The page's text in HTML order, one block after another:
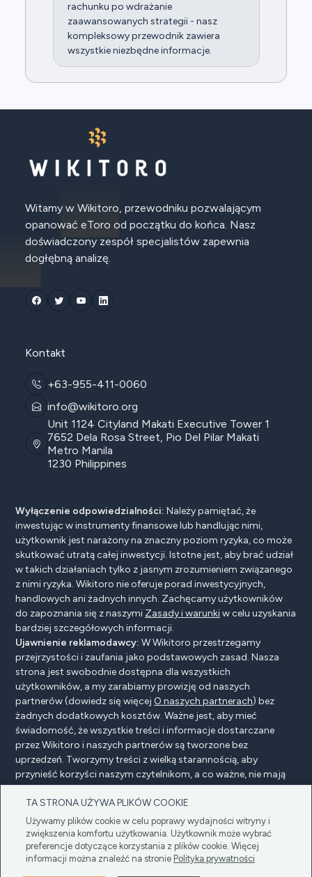
rachunku po wdrażanie
zaawansowanych strategii - nasz
kompleksowy przewodnik zawiera
wszystkie niezbędne informacje.
TA STRONA UŻYWA PLIKÓW COOKIE
Używamy plików cookie w celu poprawy wydajności witryny i
zwiększenia komfortu użytkowania. Użytkownik może wybrać
preferencje dotyczące korzystania z plików cookie. Więcej
informacji można znaleźć na stronie Polityka prywatności
Witamy w Wikitoro, przewodniku pozwalającym
opanować eToro od początku do końca. Nasz
doświadczony zespół specjalistów zapewnia
dogłębną analizę.
Kontakt
+63-955-411-0060
info@wikitoro.org
Unit 1124 Cityland Makati Executive Tower 1
7652 Dela Rosa Street, Pio Del Pilar Makati
Metro Manila
1230 Philippines
Wyłączenie odpowiedzialności: Należy pamiętać, że
inwestując w instrumenty finansowe lub handlując nimi,
użytkownik jest narażony na znaczny poziom ryzyka, co może
skutkować utratą całej inwestycji. Istotne jest, aby brać udział
w takich działaniach tylko z jasnym zrozumieniem związanego
z nimi ryzyka. Wikitoro nie oferuje porad inwestycyjnych,
handlowych ani żadnych innych. Zachęcamy użytkowników
do zapoznania się z naszymi Zasady i warunkiw celu uzyskania
bardziej szczegółowych informacji.
Ujawnienie reklamodawcy: W Wikitoro przestrzegamy
przejrzystości i zaufania jako podstawowych zasad. Nasza
strona jest swobodnie dostępna dla wszystkich
użytkowników, a my zarabiamy prowizję od naszych
partnerów (dowiedz się więcej O naszych partnerach) bez
żadnych dodatkowych kosztów. Ważne jest, aby mieć
świadomość, że wszystkie treści i informacje dostarczane
przez Wikitoro i naszych partnerów są tworzone bez
uprzedzeń. Tworzymy treści z wielką starannością, aby
przynieść korzyści naszym czytelnikom, a co ważne, nie mają
na nie wpływu żadne umowy o wynagrodzenie z naszymi
partnerami.
Ujawnienie reklamodawcyPolityka prywatności